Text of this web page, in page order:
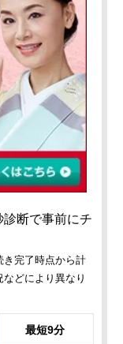
断で事前にチ
き完了時点から計
どにより異なり
最短9分